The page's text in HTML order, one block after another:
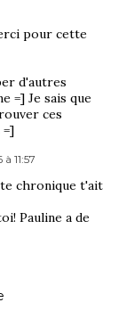
pour cette
d'autres
=] Je sais que
ces
=]
11:57
chronique t'ait
Pauline a de